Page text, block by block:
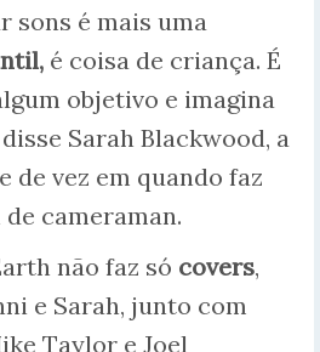
sons é mais uma
é coisa de criança. É
objetivo e imagina
Sarah Blackwood, a
de vez em quando faz
cameraman.
não faz só covers,
e Sarah, junto com
Taylor e Joel